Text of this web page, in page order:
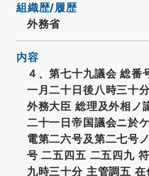
組織歴/履歴
外務省
内容
４、第七十九議会 総番
一月二十日後八時三十
外務大臣 総理及外相ノ
二十一日帝国議会ニ於
電第二六号及第二七号
号 二五四五 二五四九
九時三十分 主管調五